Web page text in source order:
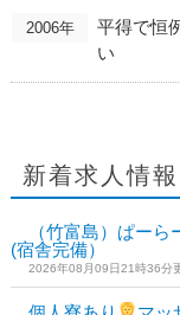
2006年
平得で恒
い
新着求人情報
（竹富島）ぱー
(宿舎完備）
2026年08月09日21時36分